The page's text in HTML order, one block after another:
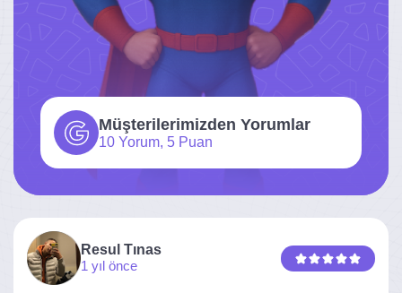
Müşterilerimizden Yorumlar
10 Yorum, 5 Puan
Resul Tınas
1 yıl önce